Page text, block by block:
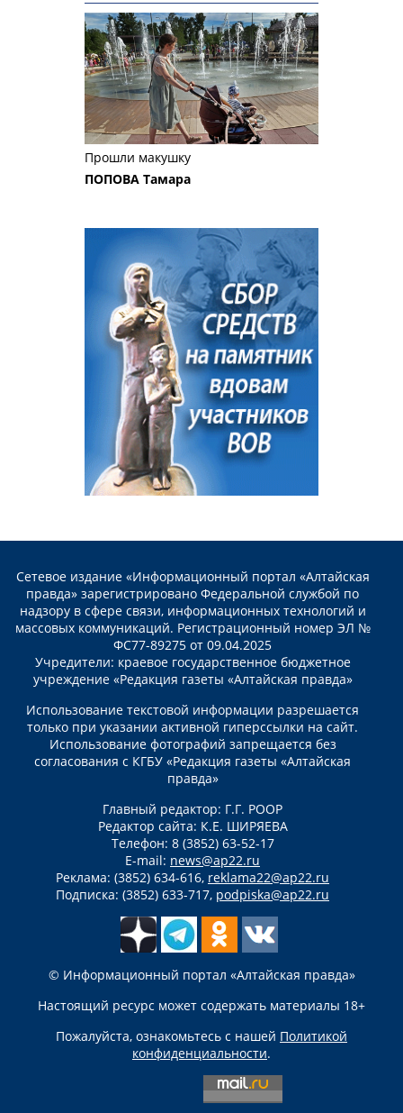
Прошли макушку
ПОПОВА Тамара
Сетевое издание «Информационный портал «Алтайская
правда» зарегистрировано Федеральной службой по
надзору в сфере связи, информационных технологий и
массовых коммуникаций. Регистрационный номер ЭЛ №
ФС77-89275 от 09.04.2025
Учредители: краевое государственное бюджетное
учреждение «Редакция газеты «Алтайская правда»
Использование текстовой информации разрешается
только при указании активной гиперссылки на сайт.
Использование фотографий запрещается без
согласования с КГБУ «Редакция газеты «Алтайская
правда»
Главный редактор: Г.Г. РООР
Редактор сайта: К.Е. ШИРЯЕВА
Телефон: 8 (3852) 63-52-17
E-mail: news@ap22.ru
Реклама: (3852) 634-616, reklama22@ap22.ru
Подписка: (3852) 633-717, podpiska@ap22.ru
© Информационный портал «Алтайская правда»
Настоящий ресурс может содержать материалы 18+
Пожалуйста, ознакомьтесь с нашей Политикой
конфиденциальности.